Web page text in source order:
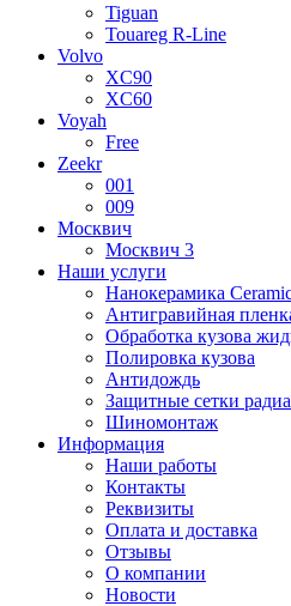
Tiguan
Touareg R-Line
Volvo
XC90
XC60
Voyah
Free
Zeekr
001
009
Москвич
Москвич 3
Наши услуги
Нанокерамика
Антигравийная
Обработка кузова
Полировка кузова
Антидождь
Защитные сетки
Шиномонтаж
Информация
Наши работы
Контакты
Реквизиты
Оплата и доставка
Отзывы
О компании
Новости